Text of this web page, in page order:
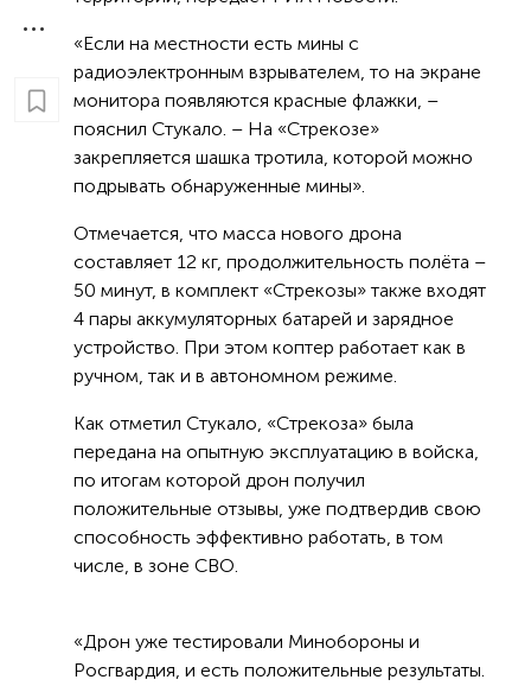
«Если на местности есть мины с
радиоэлектронным взрывателем, то на экране
монитора появляются красные флажки, –
пояснил Стукало. – На «Стрекозе»
закрепляется шашка тротила, которой можно
подрывать обнаруженные мины».
Отмечается, что масса нового дрона
составляет 12 кг, продолжительность полёта –
50 минут, в комплект «Стрекозы» также входят
4 пары аккумуляторных батарей и зарядное
устройство. При этом коптер работает как в
ручном, так и в автономном режиме.
Как отметил Стукало, «Стрекоза» была
передана на опытную эксплуатацию в войска,
по итогам которой дрон получил
положительные отзывы, уже подтвердив свою
способность эффективно работать, в том
числе, в зоне СВО.
«Дрон уже тестировали Минобороны и
Росгвардия, и есть положительные результаты.